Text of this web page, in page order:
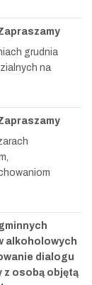
grudnia
na
alkoholowych
dialogu
z osobą objętą